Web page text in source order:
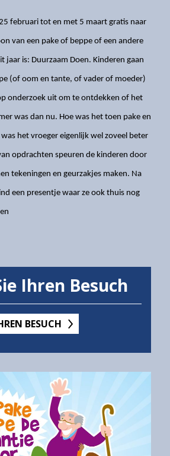
februari tot en met 5 maart gratis naar
van een pake of beppe of een andere
jaar is: Duurzaam Doen. Kinderen gaan
(of oom en tante, of vader of moeder)
onderzoek uit om te ontdekken of het
was dan nu. Hoe was het toen pake en
het vroeger eigenlijk wel zoveel beter
opdrachten speuren de kinderen door
tekeningen en geurzakjes maken. Na
een presentje waar ze ook thuis nog
Ihren Besuch
BESUCH